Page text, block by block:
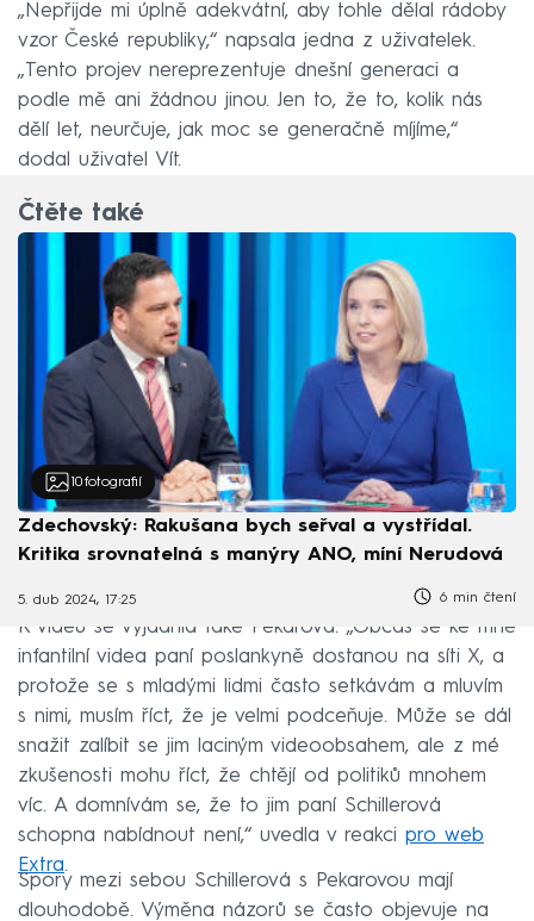
„Nepřijde mi úplně adekvátní, aby tohle dělal rádoby
vzor České republiky,“ napsala jedna z uživatelek.
„Tento projev nereprezentuje dnešní generaci a
podle mě ani žádnou jinou. Jen to, že to, kolik nás
dělí let, neurčuje, jak moc se generačně míjíme,“
dodal uživatel Vít.
Čtěte také
10 fotografií
Zdechovský: Rakušana bych seřval a vystřídal.
Kritika srovnatelná s manýry ANO, míní Nerudová
5. dub 2024, 17:25 6 min čtení
K videu se vyjádřila také Pekarová. „Občas se ke mně
infantilní videa paní poslankyně dostanou na síti X, a
protože se s mladými lidmi často setkávám a mluvím
s nimi, musím říct, že je velmi podceňuje. Může se dál
snažit zalíbit se jim laciným videoobsahem, ale z mé
zkušenosti mohu říct, že chtějí od politiků mnohem
víc. A domnívám se, že to jim paní Schillerová
schopna nabídnout není,“ uvedla v reakci pro web
Extra.
Spory mezi sebou Schillerová s Pekarovou mají
dlouhodobě. Výměna názorů se často objevuje na